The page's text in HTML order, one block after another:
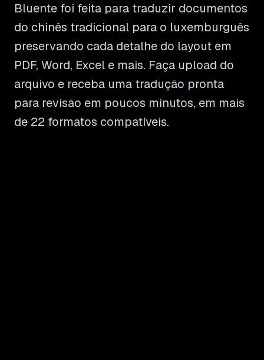
Bluente foi feita para traduzir documentos
do chinês tradicional para o luxemburguês
preservando cada detalhe do layout em
PDF, Word, Excel e mais. Faça upload do
arquivo e receba uma tradução pronta
para revisão em poucos minutos, em mais
de 22 formatos compatíveis.